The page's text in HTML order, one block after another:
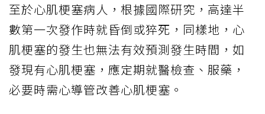
至於心肌梗塞病人，根據國際研究，高達半
數第一次發作時就昏倒或猝死，同樣地，心
肌梗塞的發生也無法有效預測發生時間，如
發現有心肌梗塞，應定期就醫檢查、服藥，
必要時需心導管改善心肌梗塞。